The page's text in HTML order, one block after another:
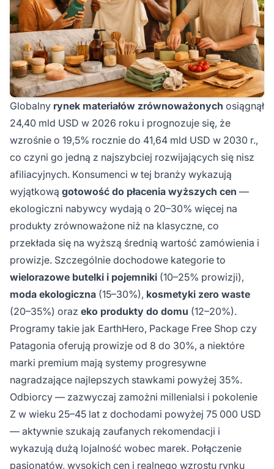
Globalny rynek materiałów zrównoważonych osiągnął
24,40 mld USD w 2026 roku i prognozuje się, że
wzrośnie o 19,5% rocznie do 41,64 mld USD w 2030 r.,
co czyni go jedną z najszybciej rozwijających się nisz
afiliacyjnych. Konsumenci w tej branży wykazują
wyjątkową gotowość do płacenia wyższych cen —
ekologiczni nabywcy wydają o 20–30% więcej na
produkty zrównoważone niż na klasyczne, co
przekłada się na wyższą średnią wartość zamówienia i
prowizje. Szczególnie dochodowe kategorie to
wielorazowe butelki i pojemniki (10–25% prowizji),
moda ekologiczna (15–30%), kosmetyki zero waste
(20–35%) oraz eko produkty do domu (12–20%).
Programy takie jak EarthHero, Package Free Shop czy
Patagonia oferują prowizje od 8 do 30%, a niektóre
marki premium mają systemy progresywne
nagradzające najlepszych stawkami powyżej 35%.
Odbiorcy — zazwyczaj zamożni millenialsi i pokolenie
Z w wieku 25–45 lat z dochodami powyżej 75 000 USD
— aktywnie szukają zaufanych rekomendacji i
wykazują dużą lojalność wobec marek. Połączenie
pasjonatów, wysokich cen i realnego wzrostu rynku